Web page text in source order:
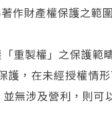
作財產權保護之範
重製權」之保護範
護，在未經授權情
無涉及營利，則